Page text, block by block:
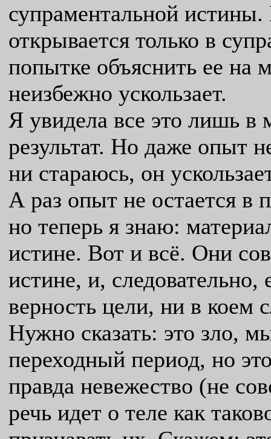
супраментальной
открывается только в
попытке объяснить ее на
неизбежно ускользает.
Я увидела все это лишь в
результат. Но даже опыт
ни стараюсь, он
А раз опыт не остается в
но теперь я знаю:
истине. Вот и всё. Они
истине, и,
верность цели, ни в коем
Нужно сказать: это зло,
переходный период, но
правда невежество (не
речь идет о теле как